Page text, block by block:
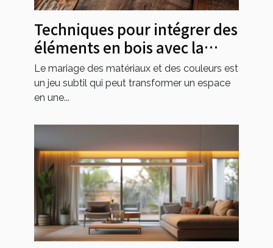
Techniques pour intégrer des
éléments en bois avec la
couleur terracotta
Le mariage des matériaux et des couleurs est
un jeu subtil qui peut transformer un espace
en une...